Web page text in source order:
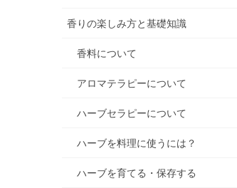
香りの楽しみ方と基礎知識
香料について
アロマテラピーについて
ハーブセラピーについて
ハーブを料理に使うには？
ハーブを育てる・保存する